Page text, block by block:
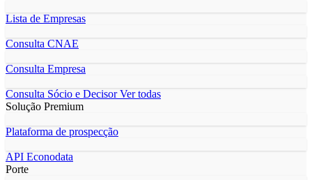
Lista de Empresas
Consulta CNAE
Consulta Empresa
Consulta Sócio e DecisorVer todas
Solução Premium
Plataforma de prospecção
API Econodata
Porte